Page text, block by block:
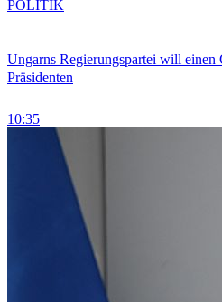
Ungarns Regierungspartei will einen
Präsidenten
10:35
POLITIK